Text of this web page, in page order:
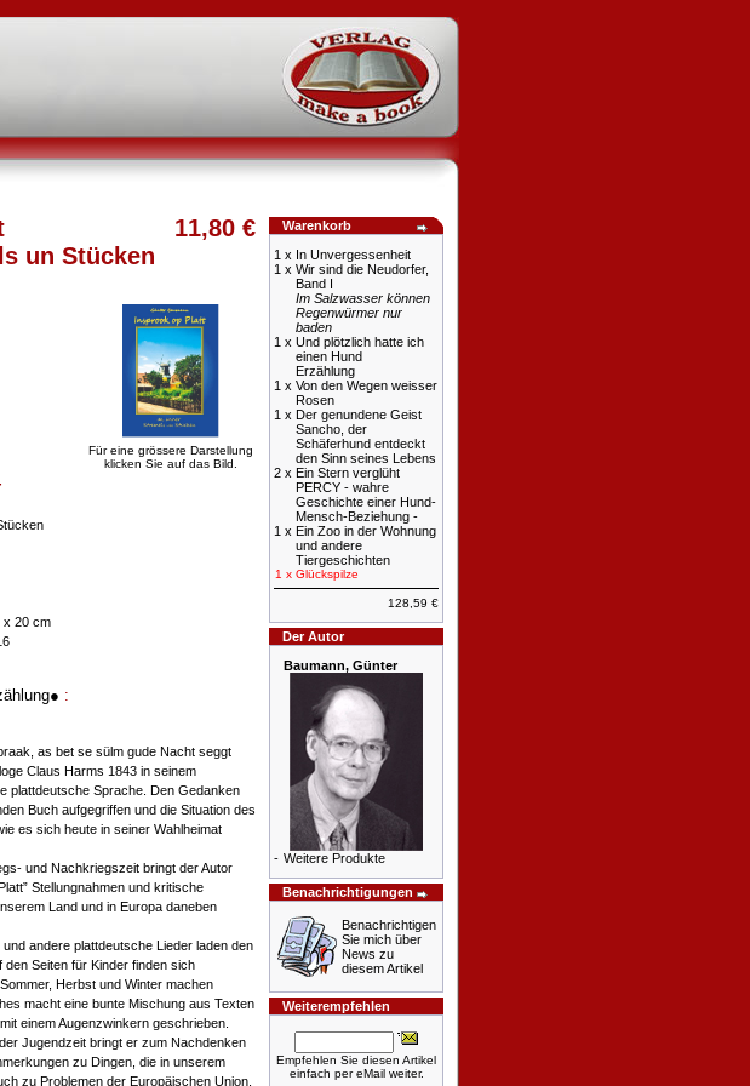
un Stücken
11,80 €
Für eine grössere Darstellung
klicken Sie auf das Bild.
x 20 cm
:
as bet se sülm gude Nacht seggt
Claus Harms 1843 in seinem
plattdeutsche Sprache. Den Gedanken
Buch aufgegriffen und die Situation des
es sich heute in seiner Wahlheimat
und Nachkriegszeit bringt der Autor
Stellungnahmen und kritische
Land und in Europa daneben
andere plattdeutsche Lieder laden den
den Seiten für Kinder finden sich
Herbst und Winter machen
macht eine bunte Mischung aus Texten
einem Augenzwinkern geschrieben.
Jugendzeit bringt er zum Nachdenken
zu Dingen, die in unserem
zu Problemen der Europäischen Union,
Warenkorb
1 x In Unvergessenheit
1 x Wir sind die Neudorfer,
Band I
Im Salzwasser können
Regenwürmer nur
baden
1 x Und plötzlich hatte ich
einen Hund
Erzählung
1 x Von den Wegen weisser
Rosen
1 x Der genundene Geist
Sancho, der
Schäferhund entdeckt
den Sinn seines Lebens
2 x Ein Stern verglüht
PERCY - wahre
Geschichte einer Hund-
Mensch-Beziehung -
1 x Ein Zoo in der Wohnung
und andere
Tiergeschichten
1 x Glückspilze
128,59 €
Der Autor
Baumann, Günter
- Weitere Produkte
Benachrichtigungen
Benachrichtigen
Sie mich über
News zu
diesem Artikel
Weiterempfehlen
Empfehlen Sie diesen Artikel
einfach per eMail weiter.